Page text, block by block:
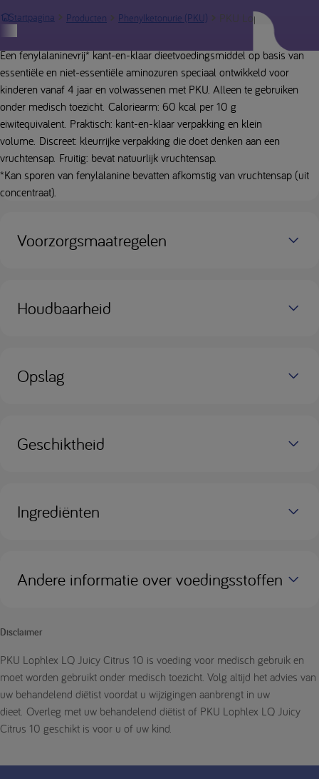
Startpagina
Producten Phenylketonurie (PKU) PKU Lophlex LQ
Productbeschrijving
Een fenylalaninevrij* kant-en-klaar dieetvoedingsmiddel op basis van
essentiële en niet-essentiële aminozuren speciaal ontwikkeld voor
kinderen vanaf 4 jaar en volwassenen met PKU. Alleen te gebruiken
onder medisch toezicht. Caloriearm: 60 kcal per 10 g
eiwitequivalent. Praktisch: kant-en-klaar verpakking en klein
volume. Discreet: kleurrijke verpakking die doet denken aan een
vruchtensap. Fruitig: bevat natuurlijk vruchtensap.
*Kan sporen van fenylalanine bevatten afkomstig van vruchtensap (uit
concentraat).
Voorzorgsmaatregelen
Houdbaarheid
Opslag
Geschiktheid
Ingrediënten
Andere informatie over voedingsstoffen
Disclaimer
PKU Lophlex LQ Juicy Citrus 10 is voeding voor medisch gebruik en
moet worden gebruikt onder medisch toezicht. Volg altijd het advies van
uw behandelend diëtist voordat u wijzigingen aanbrengt in uw
dieet. Overleg met uw behandelend diëtist of PKU Lophlex LQ Juicy
Citrus 10 geschikt is voor u of uw kind.